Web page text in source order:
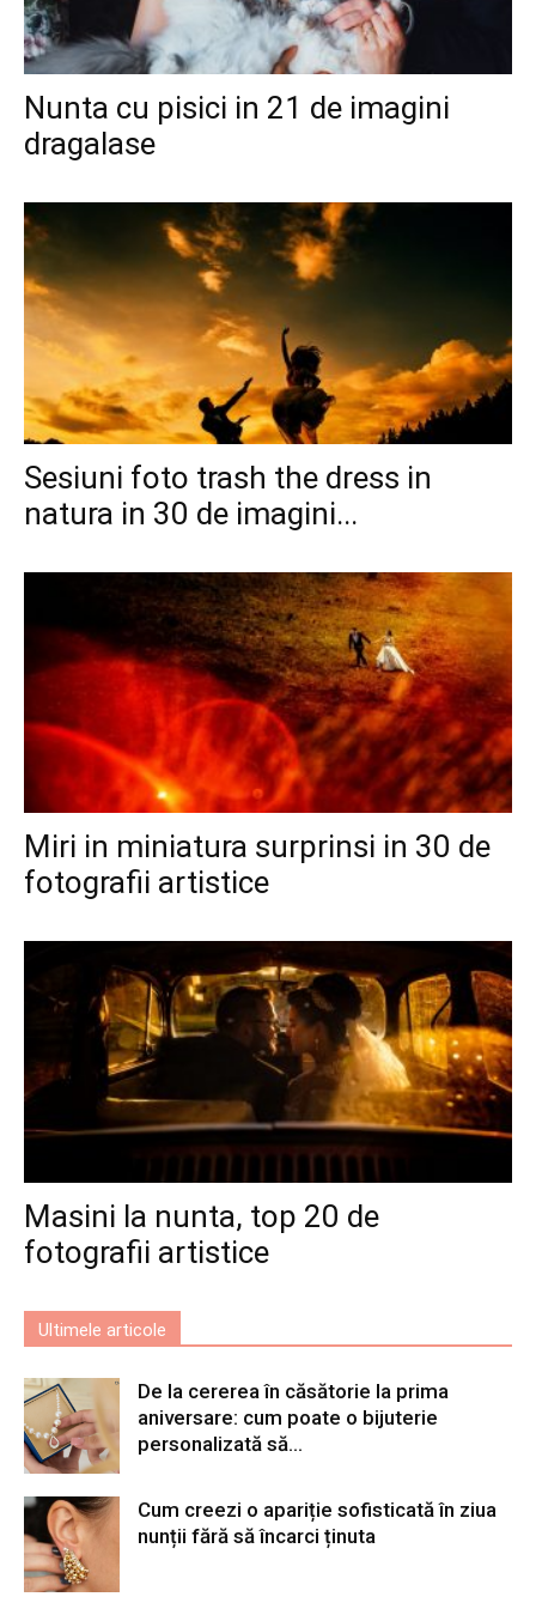
Nunta cu pisici in 21 de imagini
dragalase
Sesiuni foto trash the dress in
natura in 30 de imagini...
Miri in miniatura surprinsi in 30 de
fotografii artistice
Masini la nunta, top 20 de
fotografii artistice
Ultimele articole
De la cererea în căsătorie la prima
aniversare: cum poate o bijuterie
personalizată să...
Cum creezi o apariție sofisticată în ziua
nunții fără să încarci ținuta